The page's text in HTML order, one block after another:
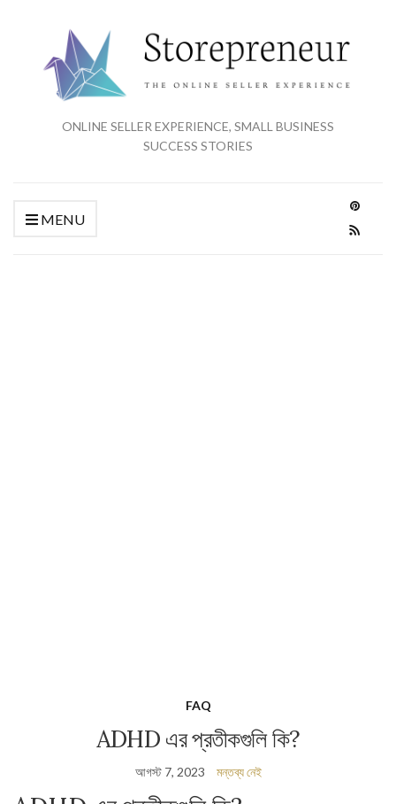
ONLINE SELLER EXPERIENCE, SMALL BUSINESS
SUCCESS STORIES
MENU
FAQ
ADHD এর প্রতীকগুলি কি?
আগস্ট 7, 2023 মন্তব্য নেই